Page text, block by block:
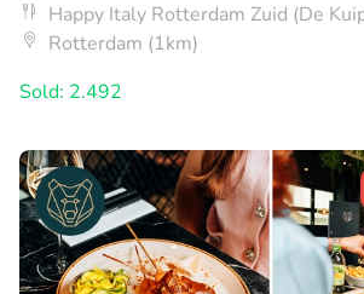
Happy Italy Rotterdam Zuid (De
Rotterdam (1km)
Sold: 2.492